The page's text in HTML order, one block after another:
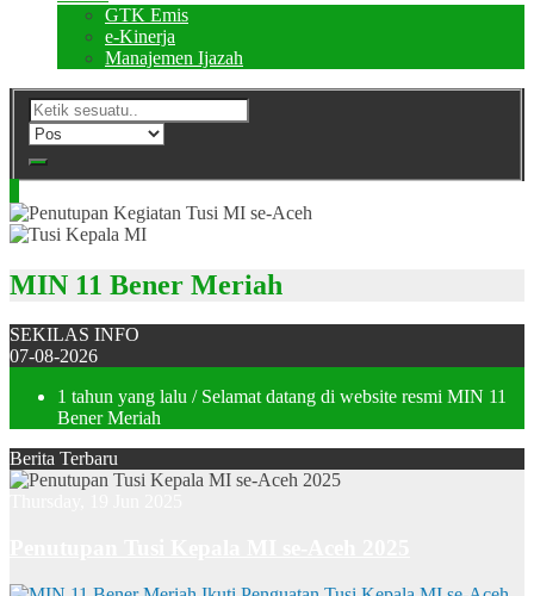
GTK Emis
e-Kinerja
Manajemen Ijazah
MIN 11 Bener Meriah
SEKILAS INFO
07-08-2026
1 tahun yang lalu / Selamat datang di website resmi MIN 11
Bener Meriah
Berita Terbaru